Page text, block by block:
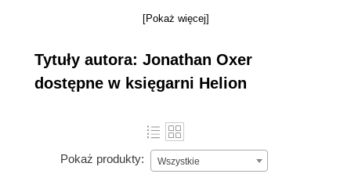
Rowerowych w Sydney, stał się jedną z pierwszych
Technology zajmuje się projektowaniem stron
internetowych, intra- i eks-tranetu oraz aplikacji
Jonathan został w roku 2002 programistą Debiana i
od 2003 roku zajmuje się organizacją Debian
Miniconf w różnych miastach. Przedstawił dziesiątki
[Pokaż więcej]
Tytuły autora: Jonathan Oxer
dostępne w księgarni Helion
Pokaż produkty: Wszystkie